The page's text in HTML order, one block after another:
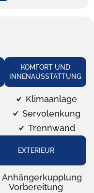
KOMFORT UND
INNENAUSSTATTUNG
Klimaanlage
Servolenkung
Trennwand
EXTERIEUR
Anhängerkupplung
Vorbereitung